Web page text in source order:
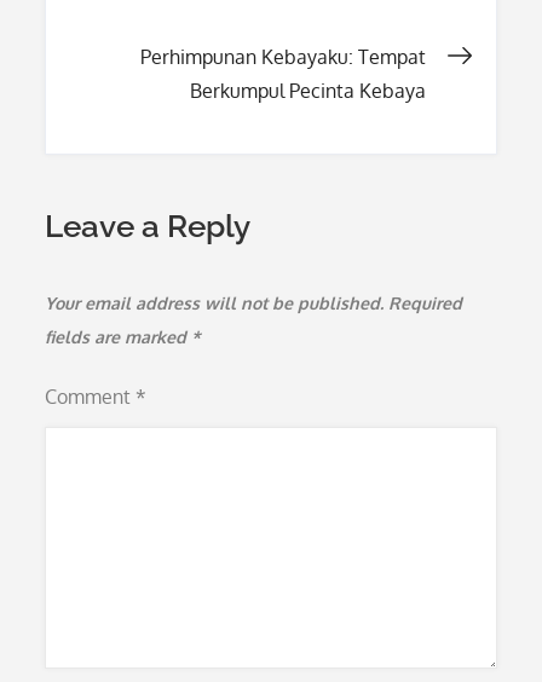
Perhimpunan Kebayaku: Tempat
Berkumpul Pecinta Kebaya
Leave a Reply
Your email address will not be published. Required
fields are marked *
Comment *